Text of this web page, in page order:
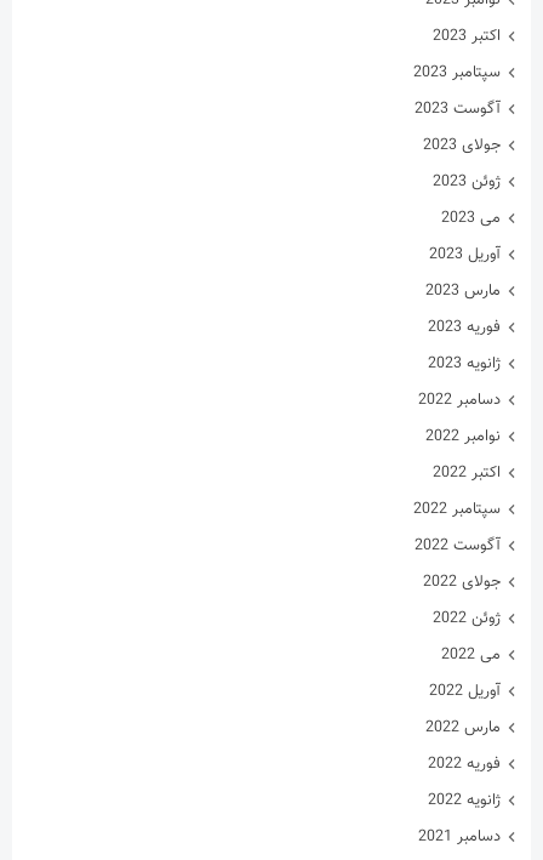
اکتبر 2023
سپتامبر 2023
آگوست 2023
جولای 2023
ژوئن 2023
می 2023
آوریل 2023
مارس 2023
فوریه 2023
ژانویه 2023
دسامبر 2022
نوامبر 2022
اکتبر 2022
سپتامبر 2022
آگوست 2022
جولای 2022
ژوئن 2022
می 2022
آوریل 2022
مارس 2022
فوریه 2022
ژانویه 2022
دسامبر 2021